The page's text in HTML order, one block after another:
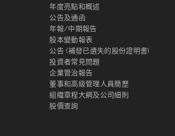
年度亮點和概述
公告及通函
年報/中期報告
股本變動報表
公告 (補發已遺失的股份證明書)
投資者常見問題
企業管治報告
董事和高級管理人員簡歷
組織章程大綱及公司細則
股價查詢